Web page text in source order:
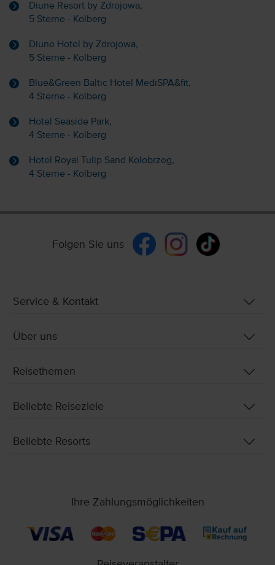
Diune Resort by Zdrojowa,
5 Sterne - Kolberg
Diune Hotel by Zdrojowa,
5 Sterne - Kolberg
Blue&Green Baltic Hotel MediSPA&fit,
4 Sterne - Kolberg
Hotel Seaside Park,
4 Sterne - Kolberg
Hotel Royal Tulip Sand Kolobrzeg,
4 Sterne - Kolberg
Folgen Sie uns
Service & Kontakt
Über uns
Reisethemen
Beliebte Reiseziele
Beliebte Resorts
Ihre Zahlungsmöglichkeiten